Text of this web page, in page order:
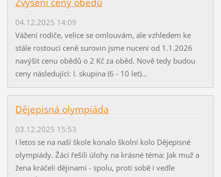
04.12.2025 14:09
Vážení rodiče, velice se omlouvám, ale vzhledem ke
stále rostoucí ceně surovin jsme nuceni od 1.1.2026
navýšit cenu obědů o 2 Kč za oběd. Nově tedy budou
ceny následující: I. skupina (6 - 10 let)...
Dějepisná olympiáda
03.12.2025 15:53
I letos se na naší škole konalo školní kolo Dějepisné
olympiády. Žáci řešili úlohy na krásné téma: Jak muž a
žena kráčeli dějinami - spolu, proti sobě i vedle